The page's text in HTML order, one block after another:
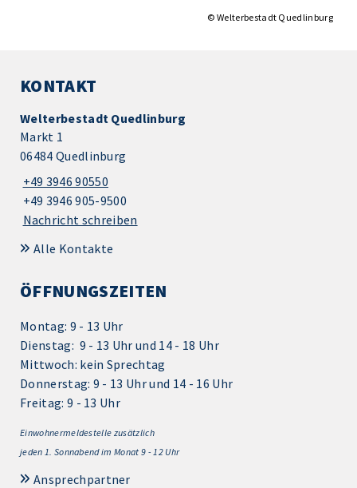
© Welterbestadt Quedlinburg
KONTAKT
Welterbestadt Quedlinburg
Markt 1
06484 Quedlinburg
+49 3946 90550
+49 3946 905-9500
Nachricht schreiben
Alle Kontakte
ÖFFNUNGSZEITEN
Montag: 9 - 13 Uhr
Dienstag: 9 - 13 Uhr und 14 - 18 Uhr
Mittwoch: kein Sprechtag
Donnerstag: 9 - 13 Uhr und 14 - 16 Uhr
Freitag: 9 - 13 Uhr
Einwohnermeldestelle zusätzlich
jeden 1. Sonnabend im Monat 9 - 12 Uhr
Ansprechpartner